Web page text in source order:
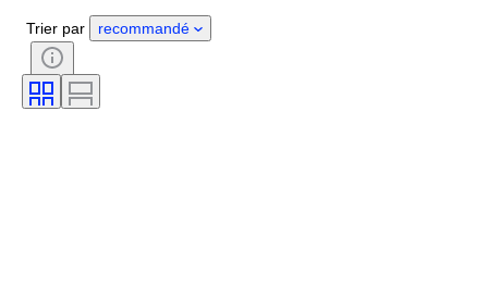
Appellation du vin / Classification
Niveau de la Bouteille
Trier par recommandé